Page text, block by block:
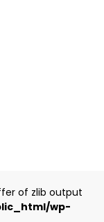
of zlib output
wp-